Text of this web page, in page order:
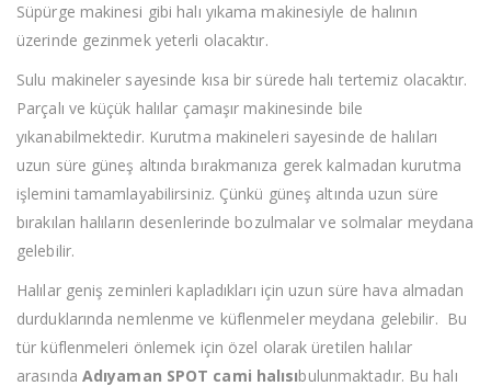
Süpürge makinesi gibi halı yıkama makinesiyle de halının
üzerinde gezinmek yeterli olacaktır.
Sulu makineler sayesinde kısa bir sürede halı tertemiz olacaktır.
Parçalı ve küçük halılar çamaşır makinesinde bile
yıkanabilmektedir. Kurutma makineleri sayesinde de halıları
uzun süre güneş altında bırakmanıza gerek kalmadan kurutma
işlemini tamamlayabilirsiniz. Çünkü güneş altında uzun süre
bırakılan halıların desenlerinde bozulmalar ve solmalar meydana
gelebilir.
Halılar geniş zeminleri kapladıkları için uzun süre hava almadan
durduklarında nemlenme ve küflenmeler meydana gelebilir. Bu
tür küflenmeleri önlemek için özel olarak üretilen halılar
arasında Adıyaman SPOT cami halısıbulunmaktadır. Bu halı